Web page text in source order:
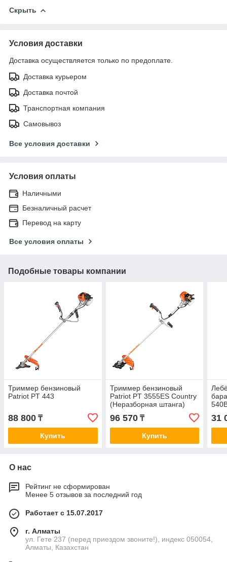
Скрыть
Условия доставки
Доставка осуществляется только по предоплате.
Доставка курьером
Доставка почтой
Транспортная компания
Самовывоз
Все условия доставки
Условия оплаты
Наличными
Безналичный расчет
Перевод на карту
Все условия оплаты
Подобные товары компании
Триммер бензиновый
Patriot PT 443
88 800 ₸
Купить
Триммер бензиновый
Patriot PT 3555ES Country
(Неразборная штанга)
96 570₸
Купить
31
О нас
Рейтинг не сформирован
Менее 5 отзывов за последний год
Работает с 15.07.2017
г. Алматы
ул. Гете 237 (перед приездом звоните!), индекс 050054,
Алматы, Казахстан